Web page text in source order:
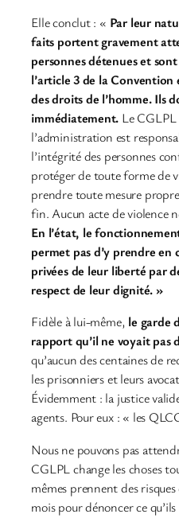
Elle conclut : « Par leur
faits portent gravement
personnes détenues et
l’article 3 de la
des droits de l’homme. Ils
immédiatement. Le
l’administration est
l’intégrité des personnes
protéger de toute forme de
prendre toute mesure
fin. Aucun acte de violence
En l’état, le
permet pas d’y prendre en
privées de leur liberté par
respect de leur dignité. »
Fidèle à lui-même, le garde
rapport qu’il ne voyait pas
qu’aucun des centaines de
les prisonniers et leurs
Évidemment : la justice
agents. Pour eux : « les
Nous ne pouvons pas
CGLPL change les choses
mêmes prennent des
mois pour dénoncer ce